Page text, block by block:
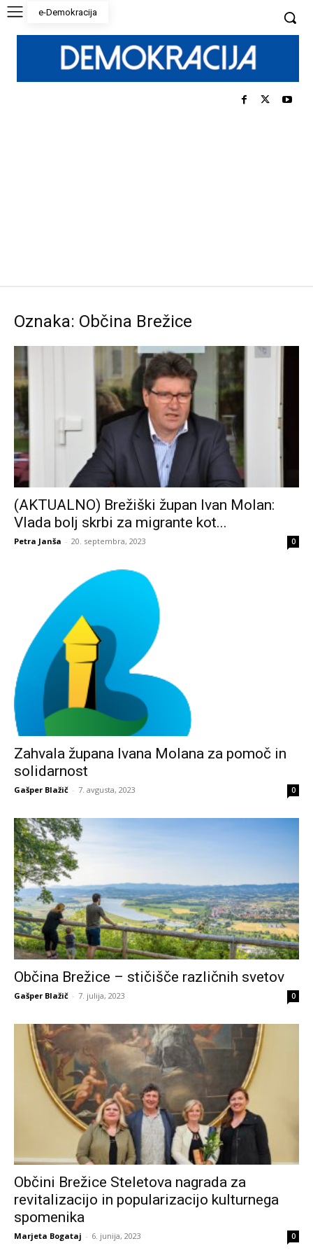
e-Demokracija
Oznaka: Občina Brežice
(AKTUALNO) Brežiški župan Ivan Molan:
Vlada bolj skrbi za migrante kot...
Petra Janša - 20. septembra, 2023 0
Zahvala župana Ivana Molana za pomoč in
solidarnost
Gašper Blažič - 7. avgusta, 2023 0
Občina Brežice – stičišče različnih svetov
Gašper Blažič - 7. julija, 2023 0
Občini Brežice Steletova nagrada za
revitalizacijo in popularizacijo kulturnega
spomenika
Marjeta Bogataj - 6. junija, 2023 0